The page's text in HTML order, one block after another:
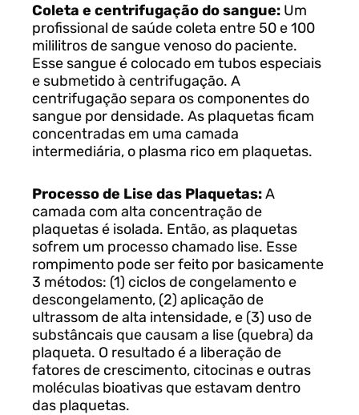
Coleta e centrifugação do sangue: Um
profissional de saúde coleta entre 50 e 100
mililitros de sangue venoso do paciente.
Esse sangue é colocado em tubos especiais
e submetido à centrifugação. A
centrifugação separa os componentes do
sangue por densidade. As plaquetas ficam
concentradas em uma camada
intermediária, o plasma rico em plaquetas.
Processo de Lise das Plaquetas:A
camada com alta concentração de
plaquetas é isolada. Então, as plaquetas
sofrem um processo chamado lise. Esse
rompimento pode ser feito por basicamente
3 métodos: (1) ciclos de congelamento e
descongelamento, (2) aplicação de
ultrassom de alta intensidade, e (3) uso de
substâncais que causam a lise (quebra) da
plaqueta. O resultado é a liberação de
fatores de crescimento, citocinas e outras
moléculas bioativas que estavam dentro
das plaquetas.